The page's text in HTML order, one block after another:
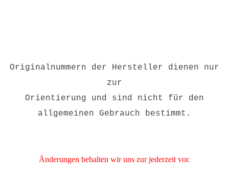
Originalnummern der Hersteller dienen nur
zur
Orientierung und sind nicht für den
allgemeinen Gebrauch bestimmt.
Änderungen behalten wir uns zur jederzeit vor.